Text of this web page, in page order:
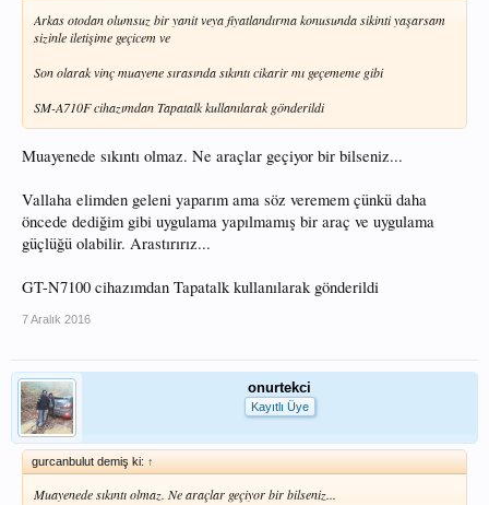
Arkas otodan olumsuz bir yanit veya fiyatlandırma konusunda sikinti yaşarsam
sizinle iletişime geçicem ve
Son olarak vinç muayene sırasında sıkıntı cikarir mı geçememe gibi
SM-A710F cihazımdan Tapatalk kullanılarak gönderildi
Muayenede sıkıntı olmaz. Ne araçlar geçiyor bir bilseniz...
Vallaha elimden geleni yaparım ama söz veremem çünkü daha
öncede dediğim gibi uygulama yapılmamış bir araç ve uygulama
güçlüğü olabilir. Arastırırız...
GT-N7100 cihazımdan Tapatalk kullanılarak gönderildi
7 Aralık 2016
onurtekci
Kayıtlı Üye
gurcanbulut demiş ki: ↑
Muayenede sıkıntı olmaz. Ne araçlar geçiyor bir bilseniz...